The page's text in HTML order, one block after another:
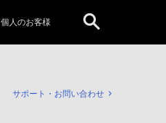
個人のお客様
サポート・お問い合わせ